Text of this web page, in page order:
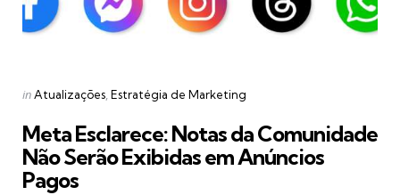
Categories
Posted
inAtualizações Estratégia de Marketing
Meta Esclarece: Notas da Comunidade
Não Serão Exibidas em Anúncios
Pagos